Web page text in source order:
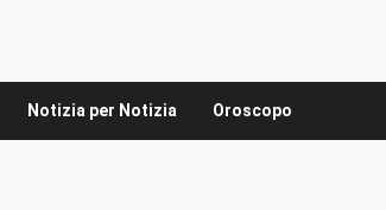
Notizia per Notizia Oroscopo